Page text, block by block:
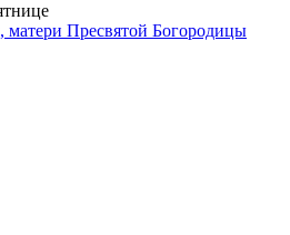
Пресвятой Богородицы